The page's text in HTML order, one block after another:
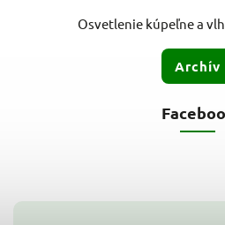
Osvetlenie kúpeľne a
Archív